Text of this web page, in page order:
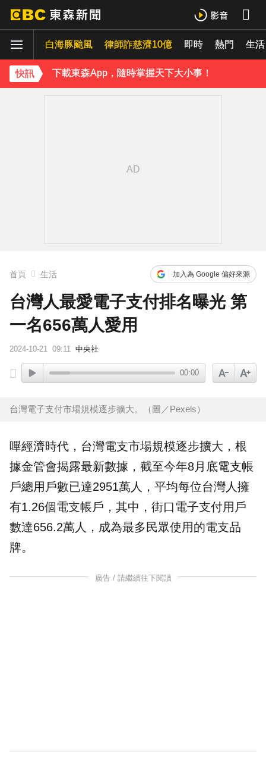
白海豚颱風 律師詐慈濟10億 即時 熱門 生活
快訊
下載東森App，隨時掌握天下大小事！
首頁 生活 加入為 Google 偏好來源
台灣人最愛電子支付排名曝光 第
一名656萬人愛用
2024-10-21 09:11 中央社
00:00
台灣電子支付市場規模逐步擴大。（圖／Pexels）
嗶經濟時代，台灣電支市場規模逐步擴大，根
據金管會揭露最新數據，截至今年8月底電支帳
戶總用戶數已達2951萬人，平均每位台灣人擁
有1.26個電支帳戶，其中，街口 電子支付用戶
數達656.2萬人，成為最多民眾使用的電支品
牌。
廣告 / 請繼續往下閱讀